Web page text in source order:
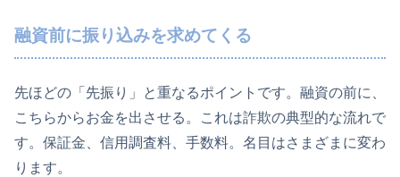
融資前に振り込みを求めてくる
先ほどの「先振り」と重なるポイントです。融資の前に、
こちらからお金を出させる。これは詐欺の典型的な流れで
す。保証金、信用調査料、手数料。名目はさまざまに変わ
ります。